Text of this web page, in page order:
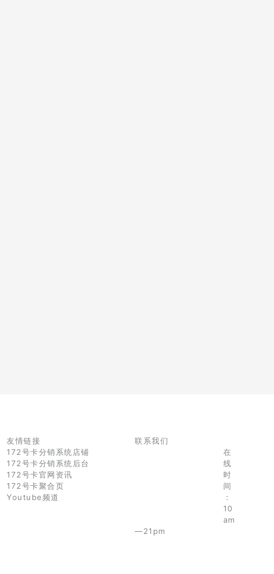
友情链接
172号卡分销系统店铺
172号卡分销系统后台
172号卡官网资讯
172号卡聚合页
Youtube频道
联系我们
在
线
时
间
：
10
am
—21pm